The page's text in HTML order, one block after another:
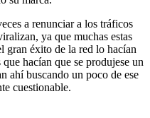
a renunciar a los tráficos
ya que muchas estas
gran éxito de la red lo hacían
hacían que se produjese un
ahí buscando un poco de ese
cuestionable.